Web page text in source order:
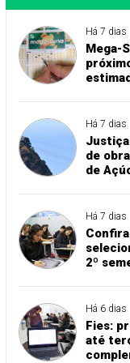
Há 7 dias
Mega-
Há 7 dias
de
de
Há 7 dias
2º
Há 6 dias
Fies:
até